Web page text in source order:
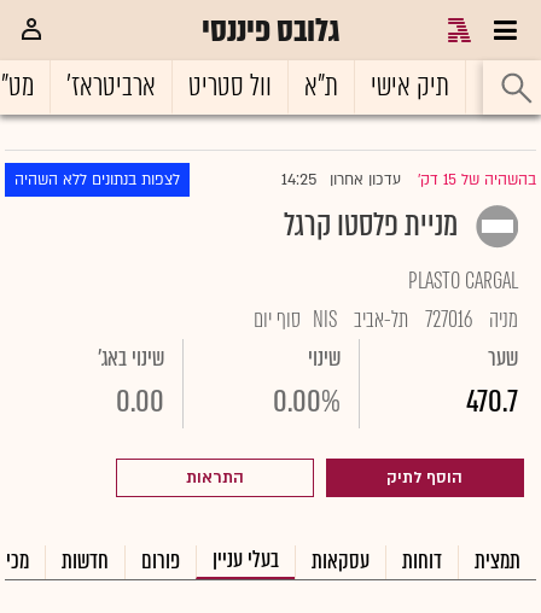
גלובס פיננסי
ראשי תיק אישי ת"א וול סטריט ארביטראז'
בהשהיה של 15 דק' |עדכון אחרון 14:25 לצפות בנתונים ללא השהיה
מניית פלסטו קרגל
PLASTO CARGAL
מניה 727016 תל-אביב NIS סוף יום
שער
470.7
שינוי
0.00%
שינוי באג'
0.00
הוסף לתיק התראות
תמצית דוחות עסקאות בעלי עניין פורום חדשות